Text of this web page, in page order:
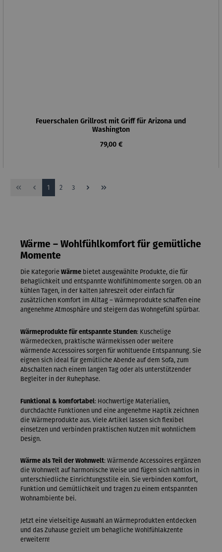
Feuerschalen Grillrost mit Griff für Arizona und
Washington
Regulärer Preis:
79,00 €
Seite
1 Seite
2 Seite
3
Wärme – Wohlfühlkomfort für gemütliche
Momente
Die Kategorie Wärme bietet ausgewählte Produkte, die für
Behaglichkeit und entspannte Wohlfühlmomente sorgen. Ob an
kühlen Tagen, in der kalten Jahreszeit oder einfach für
zusätzlichen Komfort im Alltag – Wärmeprodukte schaffen eine
angenehme Atmosphäre und steigern das Wohngefühl spürbar.
Wärmeprodukte für entspannte Stunden: Kuschelige
Wärmedecken, praktische Wärmekissen oder weitere
wärmende Accessoires sorgen für wohltuende Entspannung. Sie
eignen sich ideal für gemütliche Abende auf dem Sofa, zum
Abschalten nach einem langen Tag oder als unterstützender
Begleiter in der Ruhephase.
Funktional & komfortabel: Hochwertige Materialien,
durchdachte Funktionen und eine angenehme Haptik zeichnen
die Wärmeprodukte aus. Viele Artikel lassen sich flexibel
einsetzen und verbinden praktischen Nutzen mit wohnlichem
Design.
Wärme als Teil der Wohnwelt: Wärmende Accessoires ergänzen
die Wohnwelt auf harmonische Weise und fügen sich nahtlos in
unterschiedliche Einrichtungsstile ein. Sie verbinden Komfort,
Funktion und Gemütlichkeit und tragen zu einem entspannten
Wohnambiente bei.
Jetzt eine vielseitige Auswahl an Wärmeprodukten entdecken
und das Zuhause gezielt um behagliche Wohlfühlakzente
erweitern!